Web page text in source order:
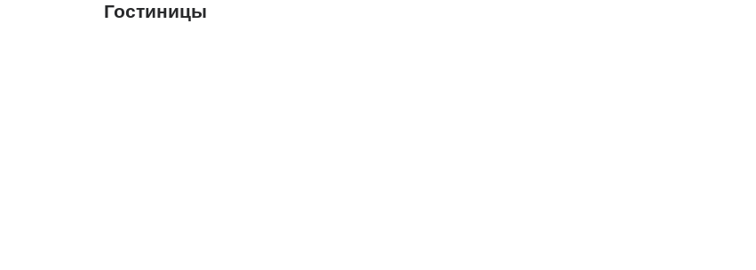
Гостиницы